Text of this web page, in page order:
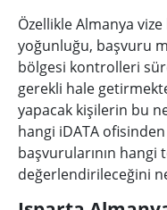
Özellikle Almanya
yoğunluğu, başvuru
bölgesi kontrolleri
gerekli hale
yapacak kişilerin bu
hangi iDATA
başvurularının hangi
değerlendirileceğini